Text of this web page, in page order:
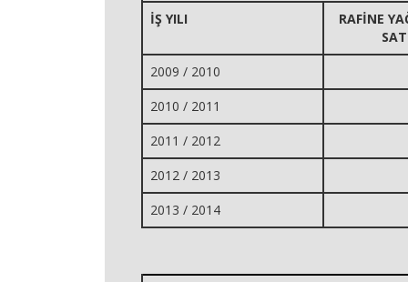
İŞ YILI
RAFİNE
2009 / 2010
2010 / 2011
2011 / 2012
2012 / 2013
2013 / 2014